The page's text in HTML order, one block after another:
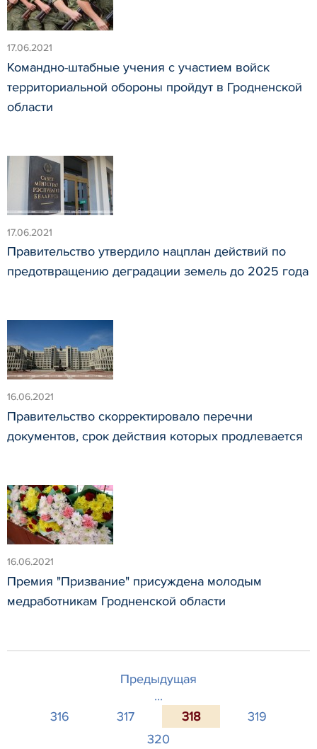
17.06.2021
Командно-штабные учения с участием войск
территориальной обороны пройдут в Гродненской
области
17.06.2021
Правительство утвердило нацплан действий по
предотвращению деградации земель до 2025 года
16.06.2021
Правительство скорректировало перечни
документов, срок действия которых продлевается
16.06.2021
Премия "Призвание" присуждена молодым
медработникам Гродненской области
Предыдущая
...
316
317 318
319
320